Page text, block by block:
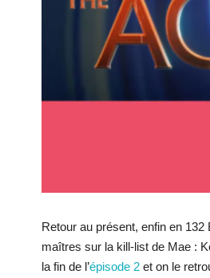
Retour au présent, enfin en
maîtres sur la kill-list de Mae :
la fin de l’épisode 2 et on le